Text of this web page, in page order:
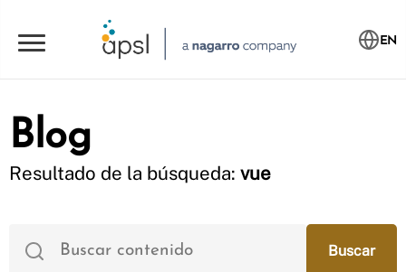
EN
Blog
Resultado de la búsqueda: vue